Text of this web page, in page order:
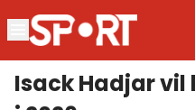
Isack Hadjar